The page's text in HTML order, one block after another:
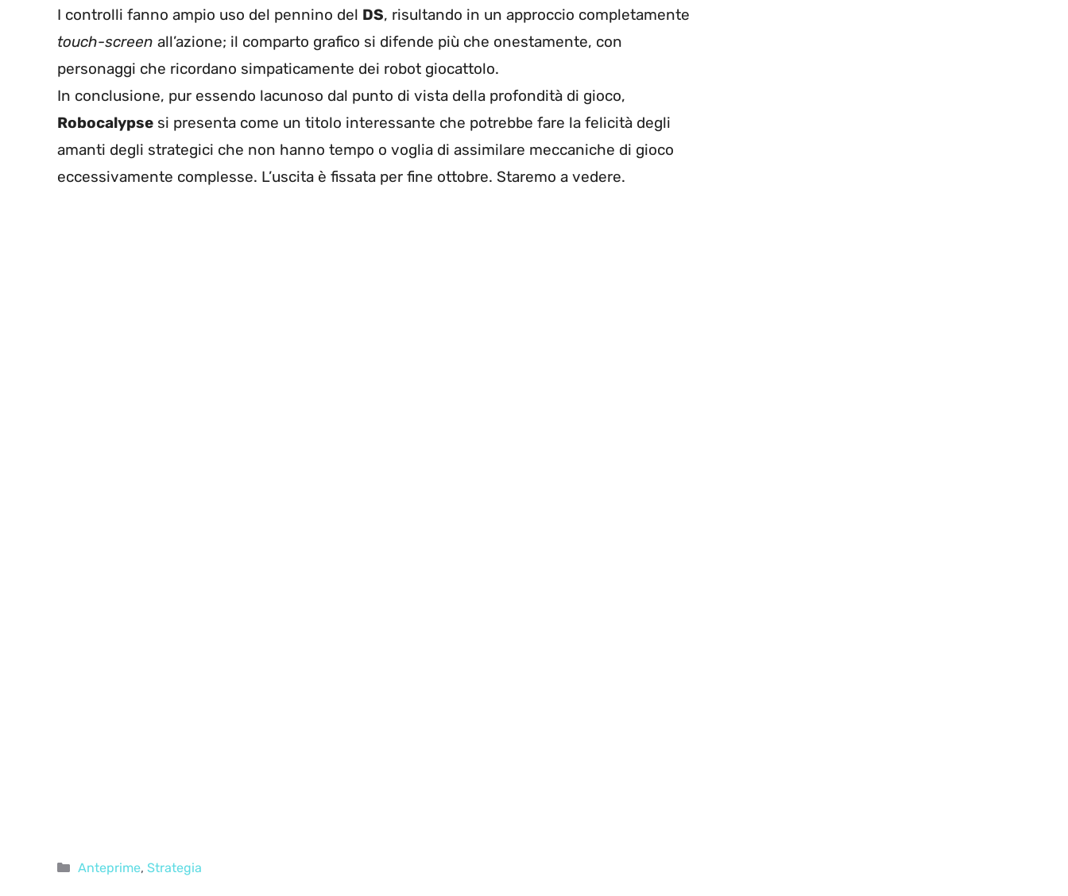
I controlli fanno ampio uso del pennino del DS, risultando in un approccio completamente
touch-screen all’azione; il comparto grafico si difende più che onestamente, con
personaggi che ricordano simpaticamente dei robot giocattolo.
In conclusione, pur essendo lacunoso dal punto di vista della profondità di gioco,
Robocalypse si presenta come un titolo interessante che potrebbe fare la felicità degli
amanti degli strategici che non hanno tempo o voglia di assimilare meccaniche di gioco
eccessivamente complesse. L’uscita è fissata per fine ottobre. Staremo a vedere.
Categorie
Anteprime, Strategia